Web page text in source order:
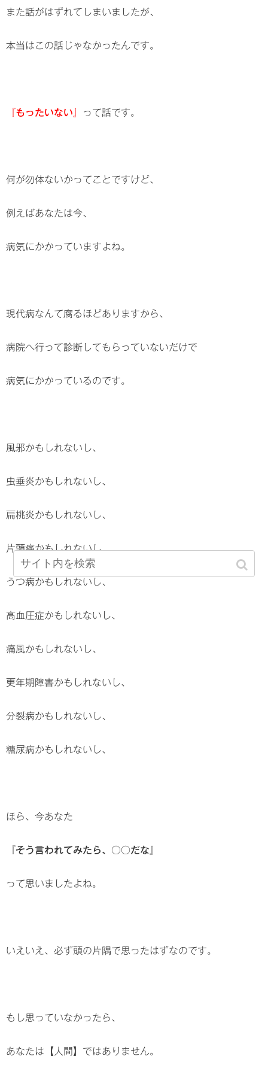
また話がはずれてしまいましたが、
本当はこの話じゃなかったんです。
『もったいない』 って話です。
何が勿体ないかってことですけど、
例えばあなたは今、
病気にかかっていますよね。
現代病なんて腐るほどありますから、
病院へ行って診断してもらっていないだけで
病気にかかっているのです。
風邪かもしれないし、
虫垂炎かもしれないし、
扁桃炎かもしれないし、
片頭痛かもしれないし、
うつ病かもしれないし、
高血圧症かもしれないし、
痛風かもしれないし、
更年期障害かもしれないし、
分裂病かもしれないし、
糖尿病かもしれないし、
ほら、今あなた
『そう言われてみたら、○○だな』
って思いましたよね。
いえいえ、必ず頭の片隅で思ったはずなのです。
もし思っていなかったら、
あなたは【人間】ではありません。